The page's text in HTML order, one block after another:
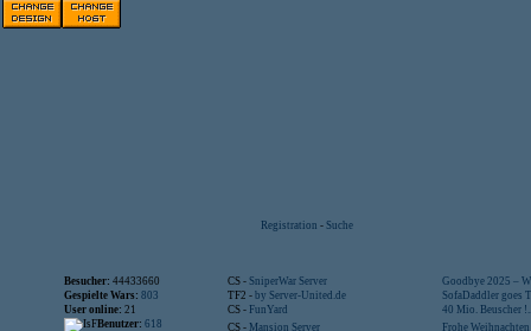
Registration - Suche
Besucher: 44433660 CS - SniperWar Server
Goodbye 2025 –
Gespielte Wars: 803 TF2 - by Server-United.de
SofaDaddler goes
User online: 21 CS - FunYard
40 Mio. Beuscher
Benutzer: 618 CS - Mansion Server
Frohe